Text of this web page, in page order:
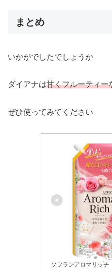
まとめ
いかがでしたでしょうか
ダイアナは甘くフルーティー
ぜひ使ってみてください
ソフランアロマリッチ